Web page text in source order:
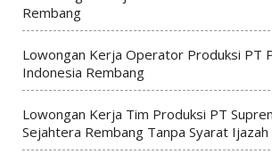
Rembang
Lowongan Kerja Operator Produksi PT
Indonesia Rembang
Lowongan Kerja Tim Produksi PT
Sejahtera Rembang Tanpa Syarat Ijazah